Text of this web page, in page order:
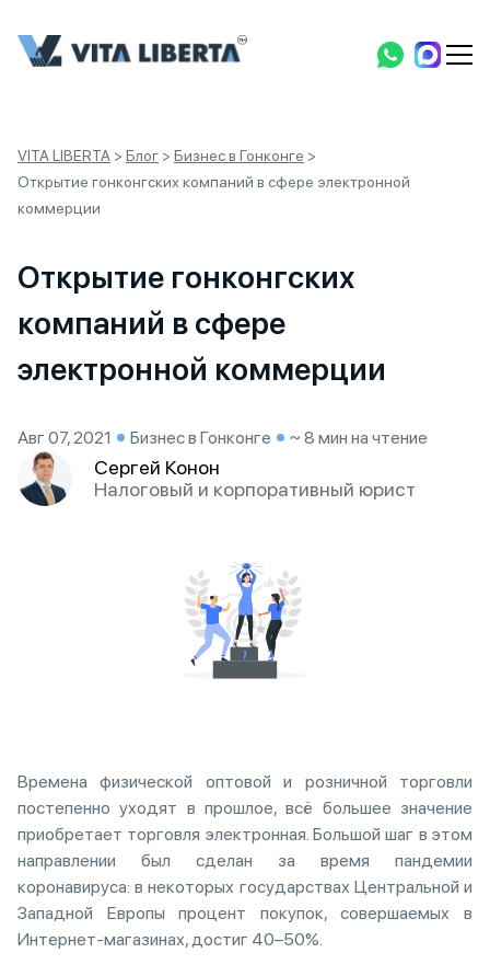
VITA LIBERTA > Блог > Бизнес в Гонконге >
Открытие гонконгских компаний в сфере электронной
коммерции
Открытие гонконгских
компаний в сфере
электронной коммерции
Авг 07, 2021 Бизнес в Гонконге ~ 8 мин на чтение
Сергей Конон
Налоговый и корпоративный юрист
Времена физической оптовой и розничной торговли
постепенно уходят в прошлое, всё большее значение
приобретает торговля электронная. Большой шаг в этом
направлении был сделан за время пандемии
коронавируса: в некоторых государствах Центральной и
Западной Европы процент покупок, совершаемых в
Интернет-магазинах, достиг 40–50%.